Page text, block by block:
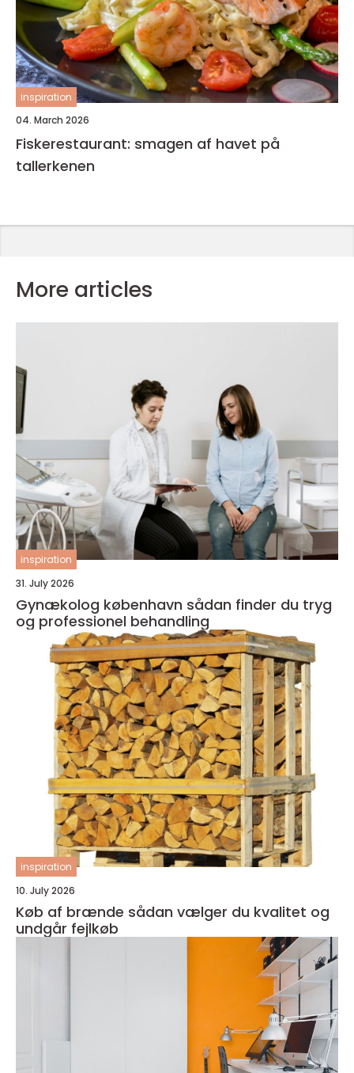
inspiration
04. March 2026
Fiskerestaurant: smagen af havet på
tallerkenen
More articles
inspiration
31. July 2026
Gynækolog københavn sådan finder du tryg
og professionel behandling
inspiration
10. July 2026
Køb af brænde sådan vælger du kvalitet og
undgår fejlkøb